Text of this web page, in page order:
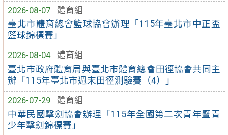
2026-08-07
體育組
臺北市體育總會籃球協會辦理「115年臺北市中正盃
籃球錦標賽」
2026-08-04
體育組
臺北市政府體育局與臺北市體育總會田徑協會共同主
辦「115年臺北市週末田徑測驗賽（4）」
2026-07-29
體育組
中華民國擊劍協會辦理「115年全國第二次青年暨青
少年擊劍錦標賽」